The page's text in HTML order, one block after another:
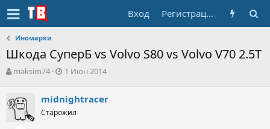
Вход Регистрация
Иномарки
Шкода СуперБ vs Volvo S80 vs Volvo V70 2.5T
А
о
р
maksim74
Д
а
н
1 Июн 2014
midnightracer
Старожил